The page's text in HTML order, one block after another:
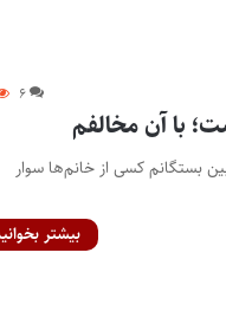
۶
با آن مخالفم
بستگانم کسی از خانم‌ها سوار
بیشتر